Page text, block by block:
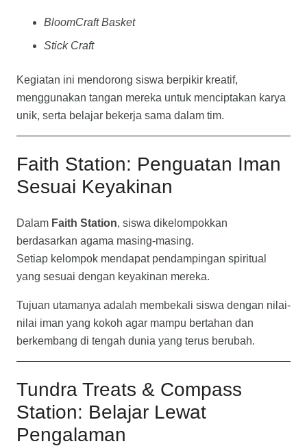
BloomCraft Basket
Stick Craft
Kegiatan ini mendorong siswa berpikir kreatif,
menggunakan tangan mereka untuk menciptakan karya
unik, serta belajar bekerja sama dalam tim.
Faith Station: Penguatan Iman
Sesuai Keyakinan
Dalam Faith Station, siswa dikelompokkan
berdasarkan agama masing-masing.
Setiap kelompok mendapat pendampingan spiritual
yang sesuai dengan keyakinan mereka.
Tujuan utamanya adalah membekali siswa dengan nilai-
nilai iman yang kokoh agar mampu bertahan dan
berkembang di tengah dunia yang terus berubah.
Tundra Treats & Compass
Station: Belajar Lewat
Pengalaman